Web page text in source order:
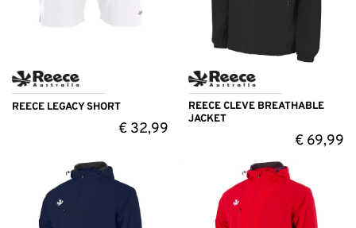
REECE LEGACY SHORT
€32,99
REECE CLEVE BREATHABLE
JACKET
€ 69,99